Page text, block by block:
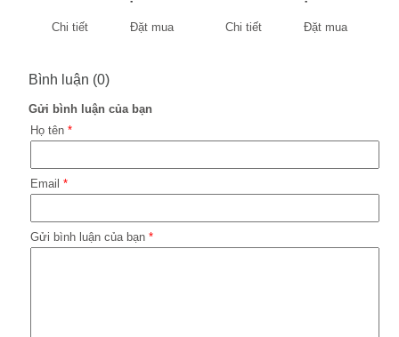
Chi tiết Đặt mua Chi tiết Đặt mua
Bình luận (0)
Gửi bình luận của bạn
Họ tên *
Email *
Gửi bình luận của bạn *